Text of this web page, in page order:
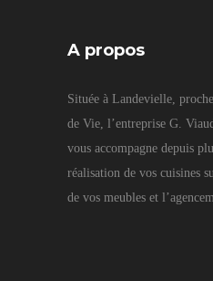
A propos
Située à Landevielle,
de Vie, l’entreprise G.
vous accompagne depuis
réalisation de vos cuisines
de vos meubles et